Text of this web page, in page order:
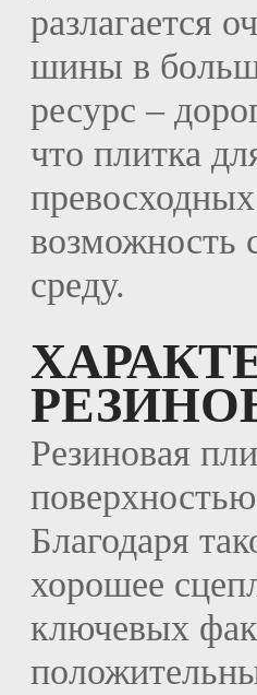
разлагается
шины в
ресурс –
что плитка
возможность
среду.
Резиновая
Благодаря
хорошее
ключевых